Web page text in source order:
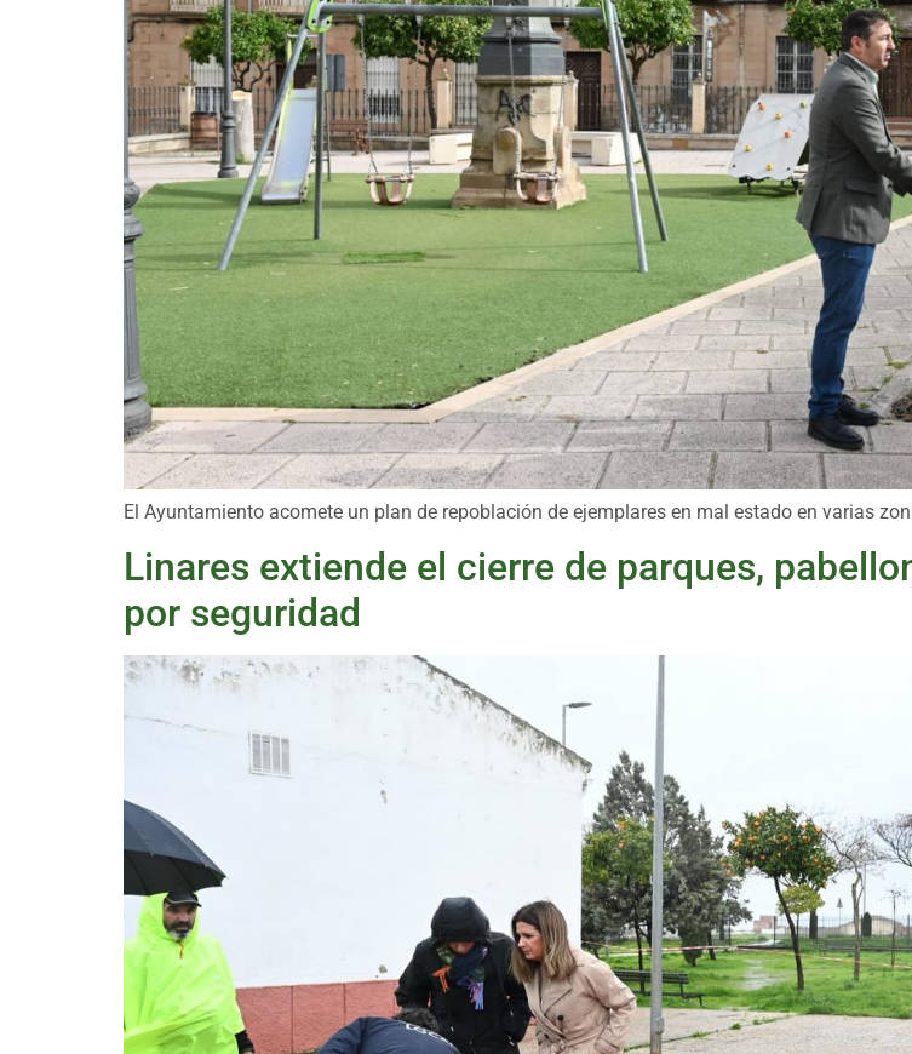
El Ayuntamiento acomete un plan de repoblación de ejemplares en mal estado en varias
Linares extiende el cierre de parques,
por seguridad